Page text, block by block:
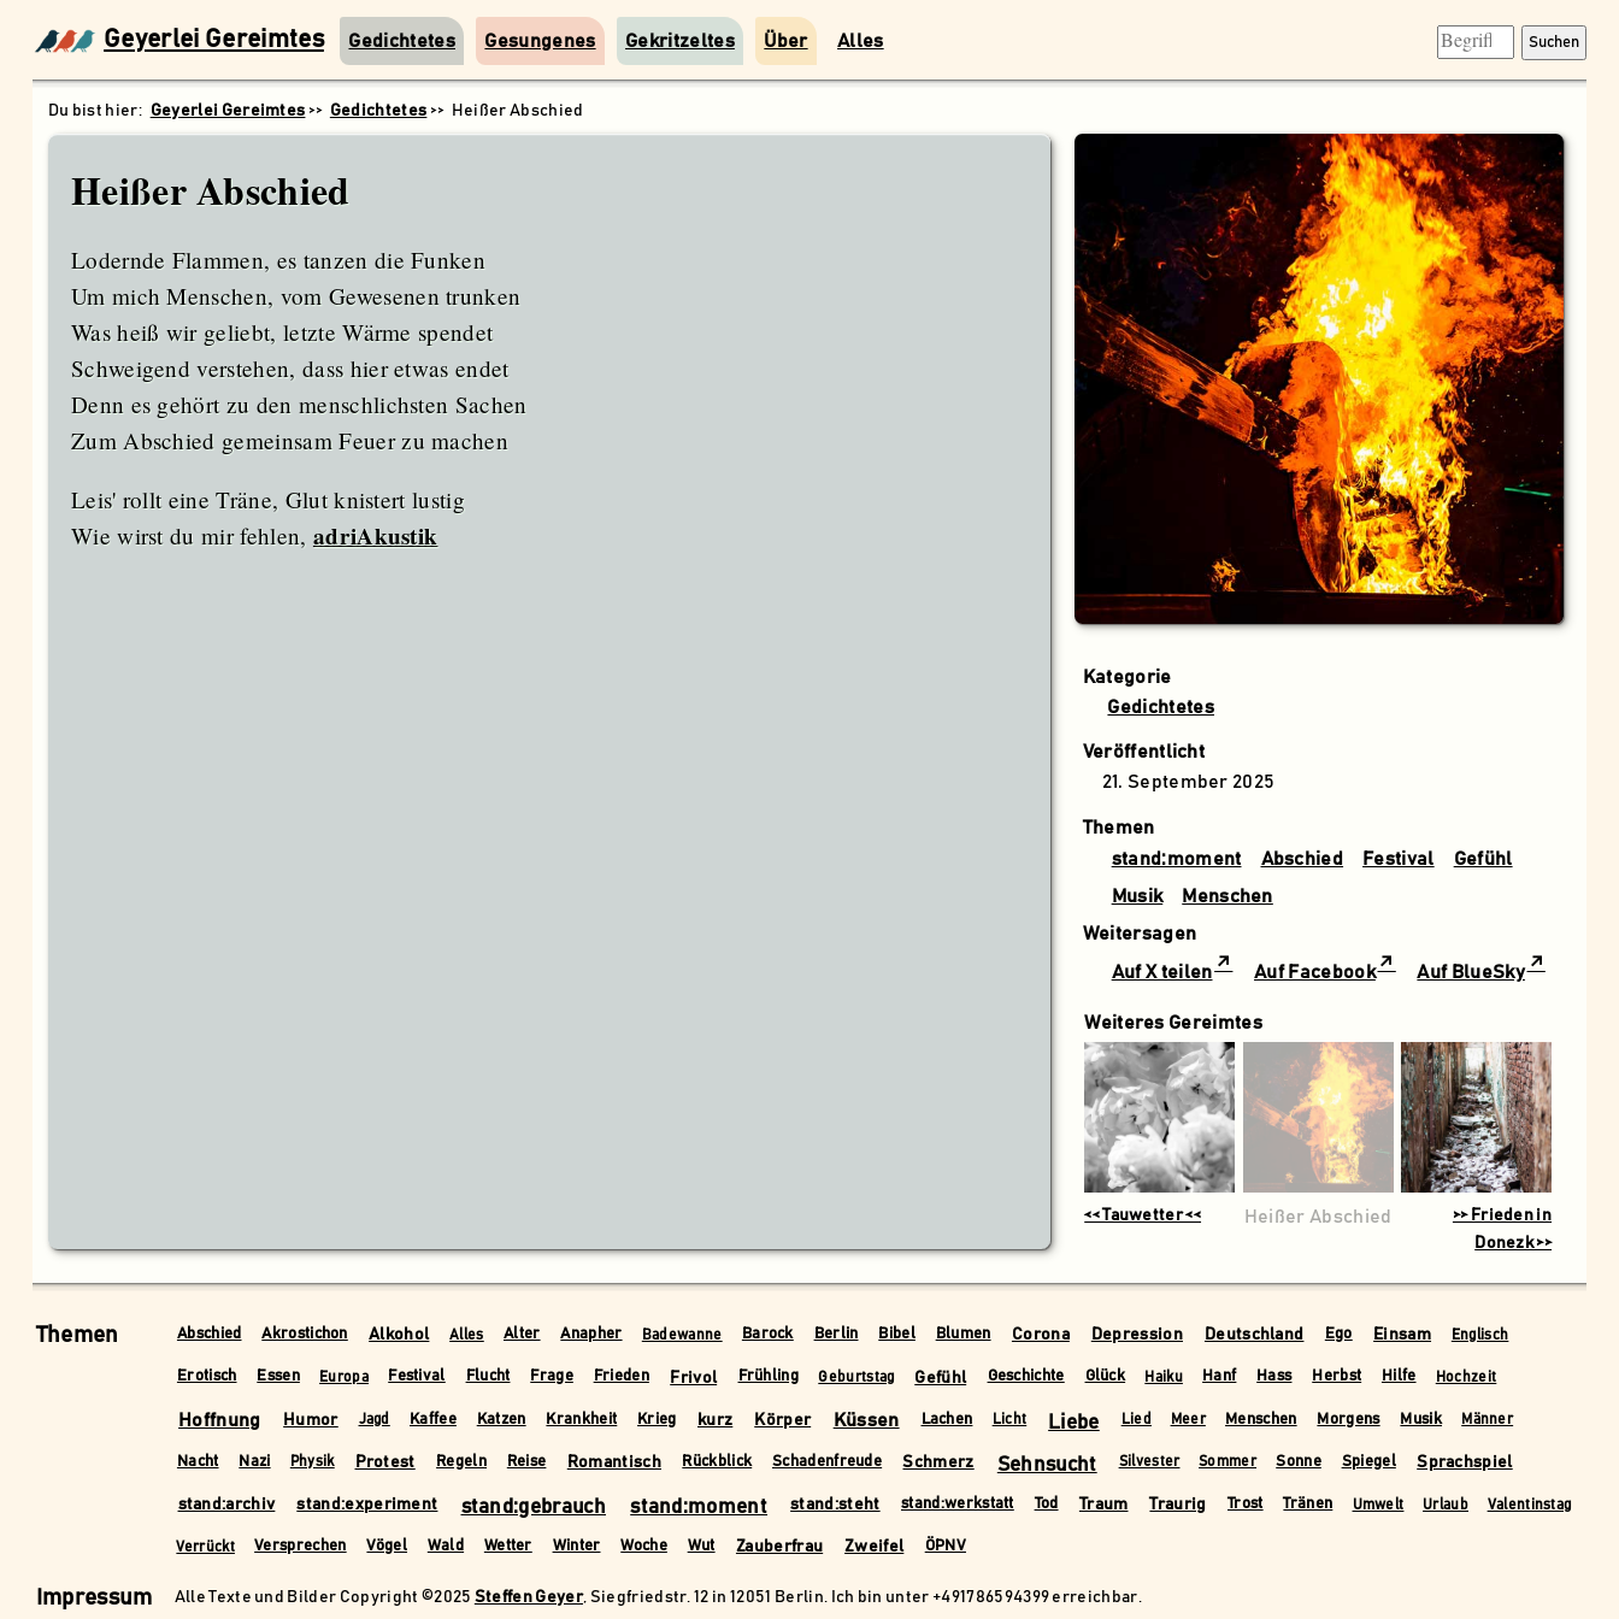
Geyerlei Gereimtes Gedichtetes Gesungenes Gekritzeltes Über Alles Suchen
Geyerlei Gereimtes Gedichtetes Heißer Abschied
Heißer Abschied
Lodernde Flammen, es tanzen die Funken
Um mich Menschen, vom Gewesenen trunken
Was heiß wir geliebt, letzte Wärme spendet
Schweigend verstehen, dass hier etwas endet
Denn es gehört zu den menschlichsten Sachen
Zum Abschied gemeinsam Feuer zu machen
Leis' rollt eine Träne, Glut knistert lustig
Wie wirst du mir fehlen, adriAkustik
Kategorie
Gedichtetes
Veröffentlicht
21. September 2025
Themen
stand:moment
Abschied Festival
Gefühl
Musik
Menschen
Weitersagen
Auf X teilen
Auf Facebook Auf BlueSky
Weiteres Gereimtes
<< Tauwetter << Heißer Abschied
>> Frieden in
Donezk >>
Themen Abschied Akrostichon Alkohol Alles Alter Anapher Badewanne Barock Berlin Bibel Blumen Corona Depression Deutschland Ego Einsam Englisch
Erotisch Essen Europa Festival Flucht Frage Frieden Frivol Frühling Geburtstag Gefühl Geschichte Glück Haiku Hanf Hass Herbst Hilfe Hochzeit
Hoffnung Humor Jagd Kaffee Katzen Krankheit Krieg kurz Körper Küssen Lachen Licht Liebe Lied Meer Menschen Morgens Musik Männer
Nacht Nazi Physik Protest Regeln Reise Romantisch Rückblick Schadenfreude Schmerz Sehnsucht Silvester Sommer Sonne Spiegel Sprachspiel
stand:archiv stand:experiment stand:gebrauch stand:moment stand:steht stand:werkstatt Tod Traum Traurig Trost Tränen Umwelt Urlaub Valentinstag
Verrückt Versprechen Vögel Wald Wetter Winter Woche Wut Zauberfrau Zweifel ÖPNV
Impressum Alle Texte und Bilder Copyright ©2025 Steffen Geyer, Siegfriedstr. 12 in 12051 Berlin. Ich bin unter +491786594399 erreichbar.